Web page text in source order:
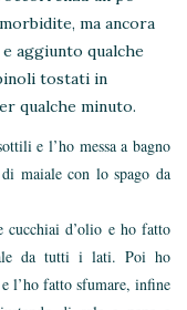
ma ancora
aggiunto qualche
tostati in
qualche minuto.
e l’ho messa a bagno
maiale con lo spago da
cucchiai d’olio e ho fatto
da tutti i lati. Poi ho
l’ho fatto sfumare, infine